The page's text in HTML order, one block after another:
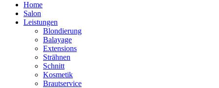
Home
Salon
Leistungen
Blondierung
Balayage
Extensions
Strähnen
Schnitt
Kosmetik
Brautservice